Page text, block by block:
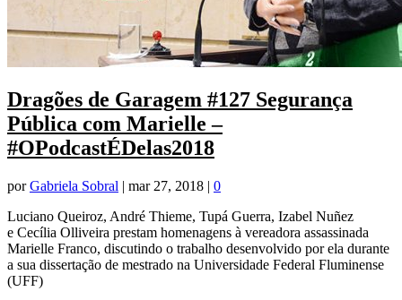
Dragões de Garagem #127 Segurança
Pública com Marielle –
#OPodcastÉDelas2018
porGabriela Sobral | mar 27, 2018 | 0
Luciano Queiroz, André Thieme, Tupá Guerra, Izabel Nuñez
e Cecília Olliveira prestam homenagens à vereadora assassinada
Marielle Franco, discutindo o trabalho desenvolvido por ela durante
a sua dissertação de mestrado na Universidade Federal Fluminense
(UFF)